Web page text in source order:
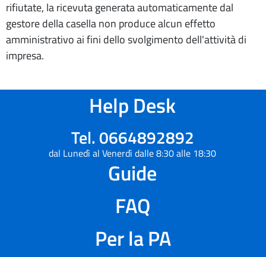
rifiutate, la ricevuta generata automaticamente dal
gestore della casella non produce alcun effetto
amministrativo ai fini dello svolgimento dell'attività di
impresa.
Help Desk
Tel. 0664892892
dal Lunedì al Venerdì dalle 8:30 alle 18:30
Guide
FAQ
Per la PA